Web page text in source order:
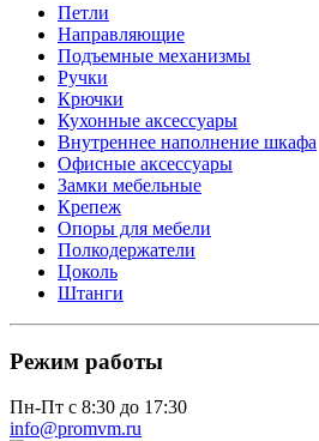
Петли
Направляющие
Подъемные механизмы
Ручки
Крючки
Кухонные аксессуары
Внутреннее наполнение шкафа
Офисные аксессуары
Замки мебельные
Крепеж
Опоры для мебели
Полкодержатели
Цоколь
Штанги
Режим работы
Пн-Пт с 8:30 до 17:30
info@promvm.ru